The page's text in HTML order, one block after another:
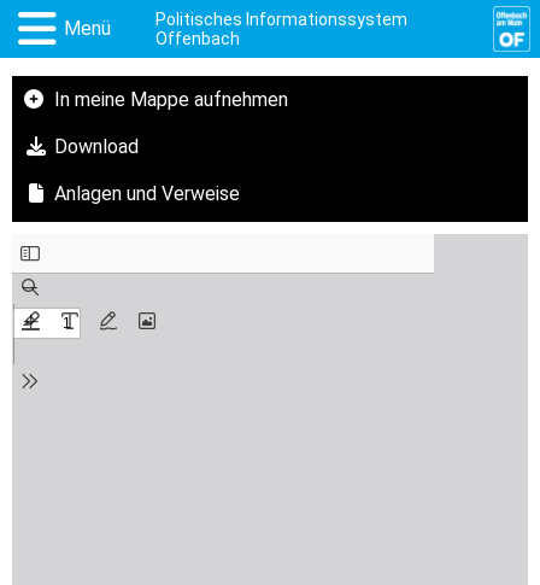
Menü
Politisches Informationssystem
Offenbach
In meine Mappe aufnehmen
Download
Anlagen und Verweise